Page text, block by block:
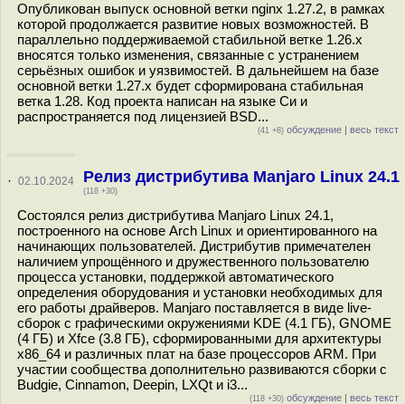
Опубликован выпуск основной ветки nginx 1.27.2, в рамках
которой продолжается развитие новых возможностей. В
параллельно поддерживаемой стабильной ветке 1.26.x
вносятся только изменения, связанные с устранением
серьёзных ошибок и уязвимостей. В дальнейшем на базе
основной ветки 1.27.x будет сформирована стабильная
ветка 1.28. Код проекта написан на языке Си и
распространяется под лицензией BSD...
(41 +8) обсуждение | весь текст
· 02.10.2024 Релиз дистрибутива Manjaro Linux 24.1
(118 +30)
Состоялся релиз дистрибутива Manjaro Linux 24.1,
построенного на основе Arch Linux и ориентированного на
начинающих пользователей. Дистрибутив примечателен
наличием упрощённого и дружественного пользователю
процесса установки, поддержкой автоматического
определения оборудования и установки необходимых для
его работы драйверов. Manjaro поставляется в виде live-
сборок с графическими окружениями KDE (4.1 ГБ), GNOME
(4 ГБ) и Xfce (3.8 ГБ), сформированными для архитектуры
x86_64 и различных плат на базе процессоров ARM. При
участии сообщества дополнительно развиваются сборки с
Budgie, Cinnamon, Deepin, LXQt и i3...
(118 +30) обсуждение | весь текст